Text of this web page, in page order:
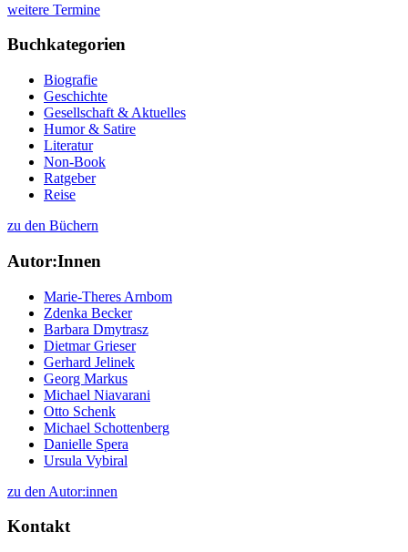
weitere Termine
Buchkategorien
Biografie
Geschichte
Gesellschaft & Aktuelles
Humor & Satire
Literatur
Non-Book
Ratgeber
Reise
zu den Büchern
Autor:Innen
Marie-Theres Arnbom
Zdenka Becker
Barbara Dmytrasz
Dietmar Grieser
Gerhard Jelinek
Georg Markus
Michael Niavarani
Otto Schenk
Michael Schottenberg
Danielle Spera
Ursula Vybiral
zu den Autor:innen
Kontakt